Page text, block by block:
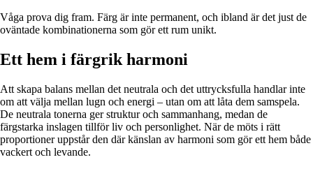
Våga prova dig fram. Färg är inte permanent, och ibland är det just de
oväntade kombinationerna som gör ett rum unikt.
Ett hem i färgrik harmoni
Att skapa balans mellan det neutrala och det uttrycksfulla handlar inte
om att välja mellan lugn och energi – utan om att låta dem samspela.
De neutrala tonerna ger struktur och sammanhang, medan de
färgstarka inslagen tillför liv och personlighet. När de möts i rätt
proportioner uppstår den där känslan av harmoni som gör ett hem både
vackert och levande.